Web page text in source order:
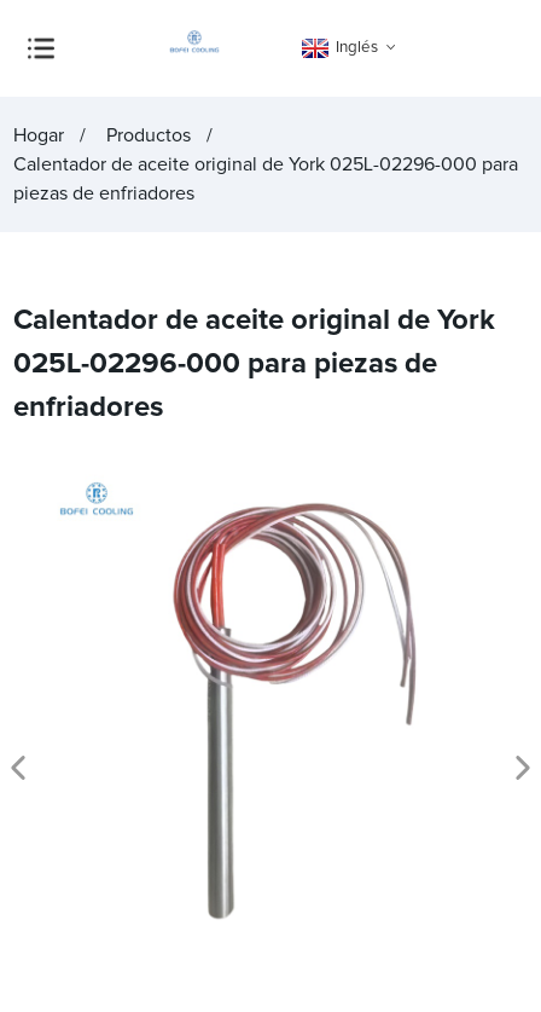
Inglés
Hogar
Productos
Calentador de aceite original de York 025L-02296-000 para
piezas de enfriadores
Calentador de aceite original de York
025L-02296-000 para piezas de
enfriadores